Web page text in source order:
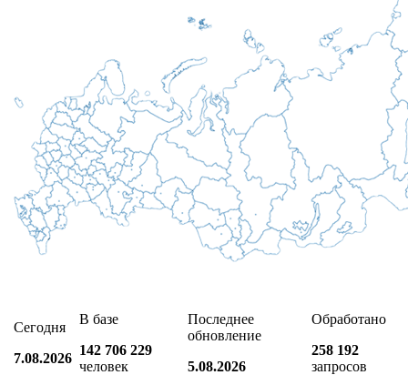
Сегодня
7.08.2026
В базе
142 706 229
человек
Последнее
обновление
5.08.2026
Обработано
258 192
запросов